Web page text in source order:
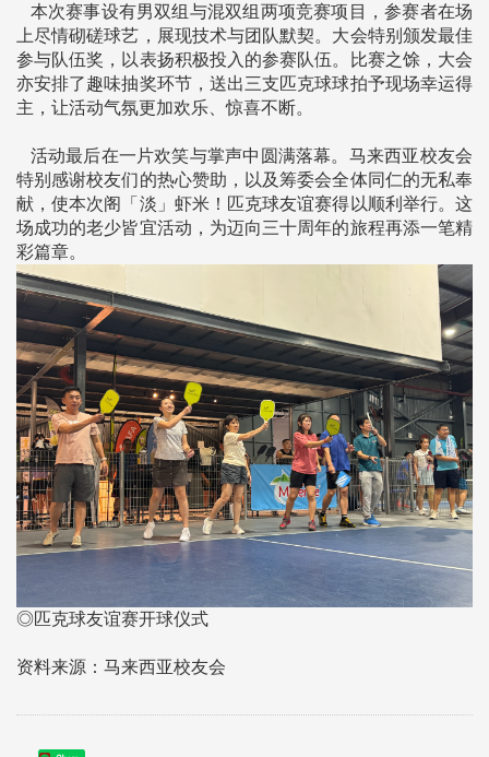
本次赛事设有男双组与混双组两项竞赛项目，参赛者在场
上尽情砌磋球艺，展现技术与团队默契。大会特别颁发最佳
参与队伍奖，以表扬积极投入的参赛队伍。比赛之馀，大会
亦安排了趣味抽奖环节，送出三支匹克球球拍予现场幸运得
主，让活动气氛更加欢乐、惊喜不断。
活动最后在一片欢笑与掌声中圆满落幕。马来西亚校友会
特别感谢校友们的热心赞助，以及筹委会全体同仁的无私奉
献，使本次阁「淡」虾米！匹克球友谊赛得以顺利举行。这
场成功的老少皆宜活动，为迈向三十周年的旅程再添一笔精
彩篇章。
◎匹克球友谊赛开球仪式
资料来源：马来西亚校友会